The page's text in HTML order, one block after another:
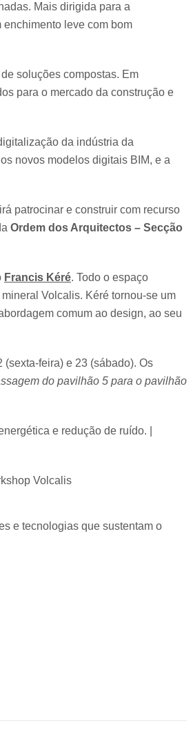
Mais dirigida para a
leve com bom
soluções compostas. Em
para o mercado da construção e
da indústria da
novos modelos digitais BIM, e a
patrocinar e construir com recurso
Ordem dos Arquitectos – Secção
Francis Kéré. Todo o espaço
Volcalis. Kéré tornou-se um
comum ao design, ao seu
(sexta-feira) e 23 (sábado). Os
do pavilhão 5 para o pavilhão
e redução de ruído. |
Volcalis
e tecnologias que sustentam o